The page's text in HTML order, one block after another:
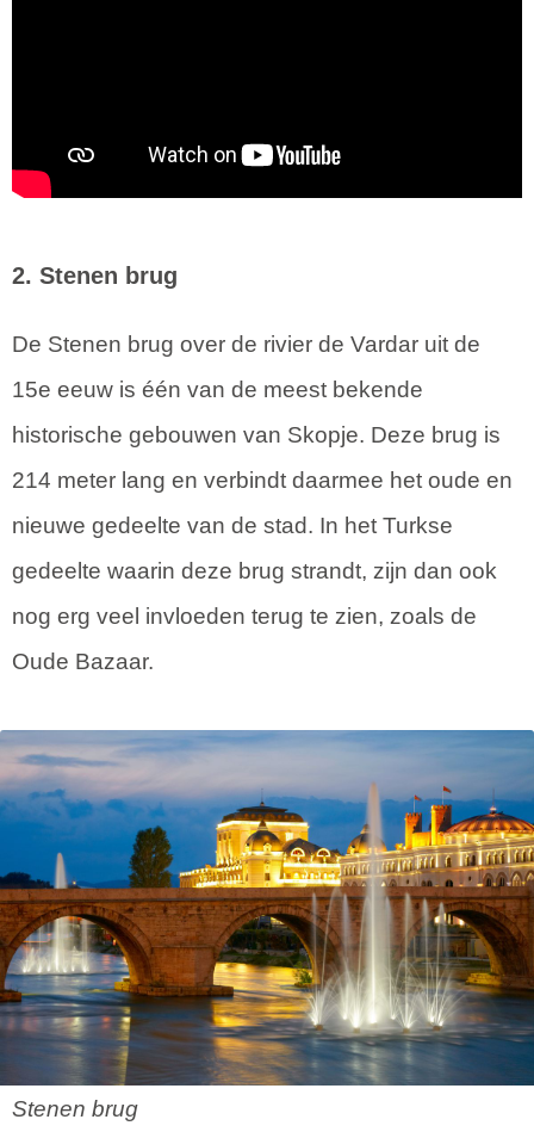
2. Stenen brug
De Stenen brug over de rivier de Vardar uit de
15e eeuw is één van de meest bekende
historische gebouwen van Skopje. Deze brug is
214 meter lang en verbindt daarmee het oude en
nieuwe gedeelte van de stad. In het Turkse
gedeelte waarin deze brug strandt, zijn dan ook
nog erg veel invloeden terug te zien, zoals de
Oude Bazaar.
Stenen brug